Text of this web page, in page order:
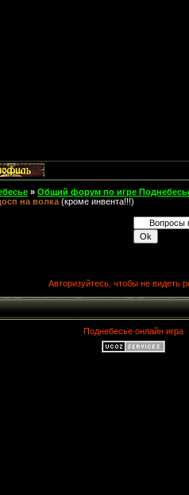
» Общий форум по игре
на волка (кроме инвента!!!)
Авторизуйтесь, чтобы не видеть
Поднебесье онлайн игра